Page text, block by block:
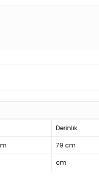
Derinlik
79 cm
cm